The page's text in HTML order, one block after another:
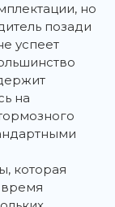
но
позади
успеет
на
которая